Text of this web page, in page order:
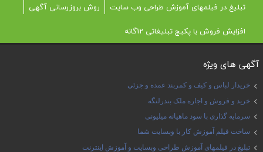
تبلیغ در فیلمهای آموزش طراحی وب سایت
روش بروزرسانی آگهی
افزایش فروش با پکیج تبلیغاتی 12گانه
آگهی های ویژه
خریدار لباس و کیف و کمربند عمده و جزئی
خرید و فروش و اجاره ملک بندرلنگه
سرمایه گذاری با سود ماهیانه میلیونی
ساخت فیلم آموزش کار با وبسایت شما
تبلیغ در فیلمهای آموزش طراحی وبسایت و آموزش اینترنت